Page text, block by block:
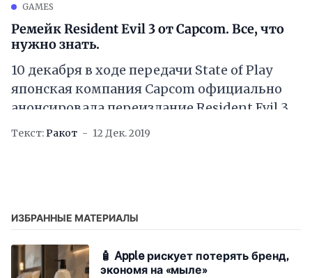
GAMES
Ремейк Resident Evil 3 от Capcom. Все, что
нужно знать.
10 декабря в ходе передачи State of Play
японская компания Capcom официально
анонсировала переиздание Resident Evil 3.
Ремейк поступит в продажу уже этой
Текст:Ракот 12 Дек. 2019
ИЗБРАННЫЕ МАТЕРИАЛЫ
🧴 Apple рискует потерять бренд,
экономя на «мыле»